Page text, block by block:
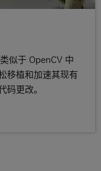
似于 OpenCV 中
移植和加速其现有
码更改。